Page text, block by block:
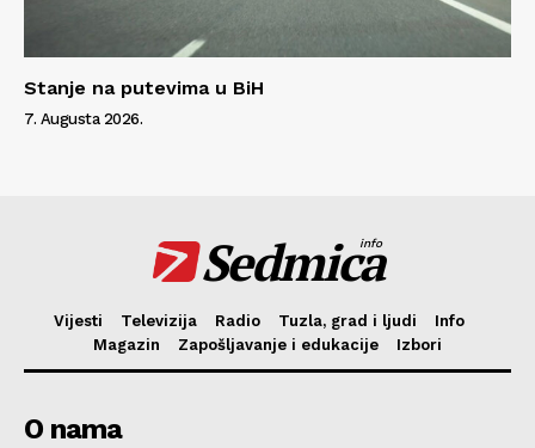
Stanje na putevima u BiH
7. Augusta 2026.
Sedmica
info
Vijesti Televizija Radio Tuzla, grad i ljudi
Info
Magazin
Zapošljavanje i edukacije Izbori
O nama